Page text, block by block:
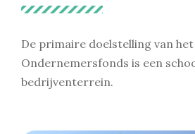
De primaire doelstelling van het
Ondernemersfonds is een
bedrijventerrein.